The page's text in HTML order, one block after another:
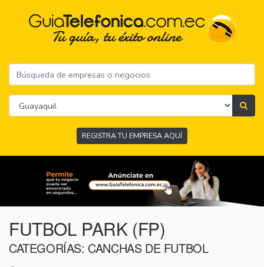
REGISTRA TU EMPRESA AQUÍ
FUTBOL PARK (FP)
CATEGORÍAS: CANCHAS DE FUTBOL